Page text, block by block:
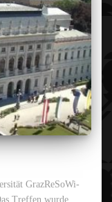
GrazReSoWi-
Treffen wurde